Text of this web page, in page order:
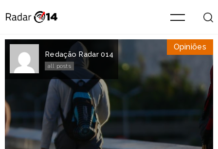
Redação Radar 014
all posts
Opiniões